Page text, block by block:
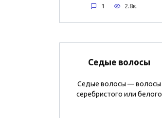
1 2.8к.
Седые волосы
Седые волосы — волосы
серебристого или белого